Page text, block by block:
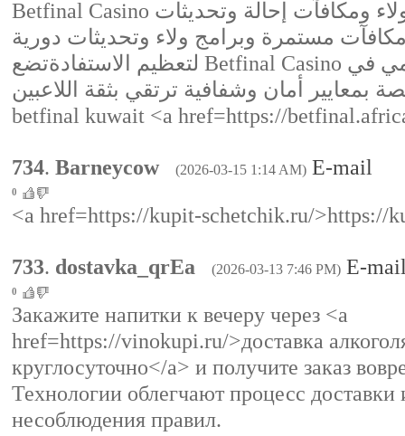
Betfinal Casino على حزم ترحيبية ونقاط ولاء ومكافآت إحالة وتحديثات
مستمرة وبرامج ولاء وتحديثات دورية
لتعظيم الاستفادةتضع Betfinal Casino الشفافية والالتزام التنظيمي في
بمعايير أمان وشفافية ترتقي بثقة اللاعبين
betfinal kuwait <a href=https://
734. Barneycow (2026-03-15 1:14 AM) E-mail
0
<a href=https://kupit-schetchik.ru/>https://
733. dostavka_qrEa (2026-03-13 7:46 PM) E-
0
Закажите напитки к вечеру через <a
href=https://vinokupi.ru/>доставка
круглосуточно</a> и получите заказ
Технологии облегчают процесс
несоблюдения правил.